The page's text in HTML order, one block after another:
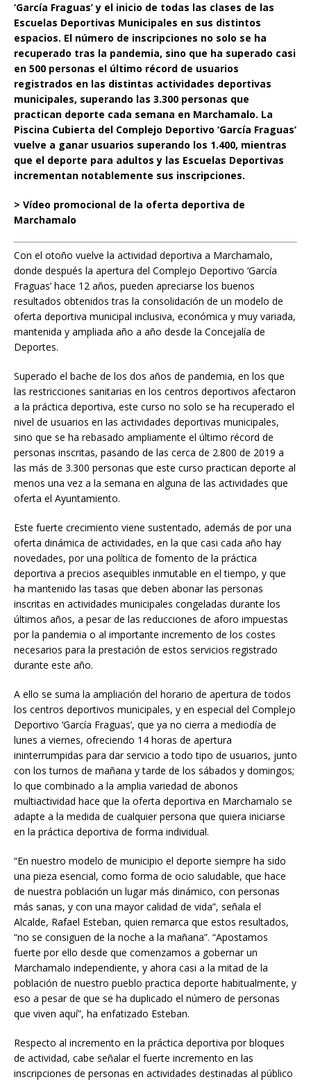
‘García Fraguas’ y el inicio de todas las clases de las
Escuelas Deportivas Municipales en sus distintos
espacios. El número de inscripciones no solo se ha
recuperado tras la pandemia, sino que ha superado casi
en 500 personas el último récord de usuarios
registrados en las distintas actividades deportivas
municipales, superando las 3.300 personas que
practican deporte cada semana en Marchamalo. La
Piscina Cubierta del Complejo Deportivo ‘García Fraguas’
vuelve a ganar usuarios superando los 1.400, mientras
que el deporte para adultos y las Escuelas Deportivas
incrementan notablemente sus inscripciones.
> Vídeo promocional de la oferta deportiva de
Marchamalo
Con el otoño vuelve la actividad deportiva a Marchamalo,
donde después la apertura del Complejo Deportivo ‘García
Fraguas’ hace 12 años, pueden apreciarse los buenos
resultados obtenidos tras la consolidación de un modelo de
oferta deportiva municipal inclusiva, económica y muy variada,
mantenida y ampliada año a año desde la Concejalía de
Deportes.
Superado el bache de los dos años de pandemia, en los que
las restricciones sanitarias en los centros deportivos afectaron
a la práctica deportiva, este curso no solo se ha recuperado el
nivel de usuarios en las actividades deportivas municipales,
sino que se ha rebasado ampliamente el último récord de
personas inscritas, pasando de las cerca de 2.800 de 2019 a
las más de 3.300 personas que este curso practican deporte al
menos una vez a la semana en alguna de las actividades que
oferta el Ayuntamiento.
Este fuerte crecimiento viene sustentado, además de por una
oferta dinámica de actividades, en la que casi cada año hay
novedades, por una política de fomento de la práctica
deportiva a precios asequibles inmutable en el tiempo, y que
ha mantenido las tasas que deben abonar las personas
inscritas en actividades municipales congeladas durante los
últimos años, a pesar de las reducciones de aforo impuestas
por la pandemia o al importante incremento de los costes
necesarios para la prestación de estos servicios registrado
durante este año.
A ello se suma la ampliación del horario de apertura de todos
los centros deportivos municipales, y en especial del Complejo
Deportivo ‘García Fraguas’, que ya no cierra a mediodía de
lunes a viernes, ofreciendo 14 horas de apertura
ininterrumpidas para dar servicio a todo tipo de usuarios, junto
con los turnos de mañana y tarde de los sábados y domingos;
lo que combinado a la amplia variedad de abonos
multiactividad hace que la oferta deportiva en Marchamalo se
adapte a la medida de cualquier persona que quiera iniciarse
en la práctica deportiva de forma individual.
“En nuestro modelo de municipio el deporte siempre ha sido
una pieza esencial, como forma de ocio saludable, que hace
de nuestra población un lugar más dinámico, con personas
más sanas, y con una mayor calidad de vida”, señala el
Alcalde, Rafael Esteban, quien remarca que estos resultados,
“no se consiguen de la noche a la mañana”. “Apostamos
fuerte por ello desde que comenzamos a gobernar un
Marchamalo independiente, y ahora casi a la mitad de la
población de nuestro pueblo practica deporte habitualmente, y
eso a pesar de que se ha duplicado el número de personas
que viven aquí”, ha enfatizado Esteban.
Respecto al incremento en la práctica deportiva por bloques
de actividad, cabe señalar el fuerte incremento en las
inscripciones de personas en actividades destinadas al público